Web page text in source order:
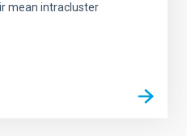
mean intracluster